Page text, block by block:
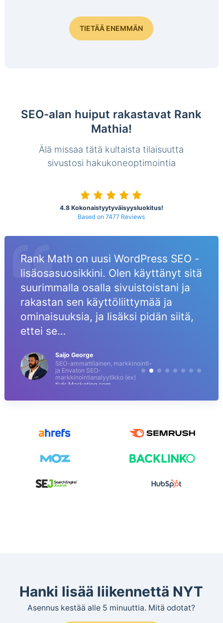
TIETÄÄ ENEMMÄN
SEO-alan huiput rakastavat Rank
Mathia!
Älä missaa tätä kultaista tilaisuutta
sivustosi hakukoneoptimointia
4.8 Kokonaistyytyväisyysluokitus!
Based on 7477 Reviews
Rank Math on uusi WordPress SEO -
lisäosasuosikkini. Olen käyttänyt sitä
suurimmalla osalla sivuistoistani ja
rakastan sen käyttöliittymää ja
ominaisuuksia, ja lisäksi pidän siitä,
ettei se…
Saijo George
SEO-ammattilainen, markkinointi-
ja Envaton SEO-
markkinointianalyytikko (ex)
tl;dr Marketing.com
Hanki lisää liikennettä NYT
Asennus kestää alle 5 minuuttia. Mitä odotat?